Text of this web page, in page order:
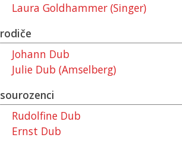
Laura Goldhammer (Singer)
rodiče
Johann Dub
Julie Dub (Amselberg)
sourozenci
Rudolfine Dub
Ernst Dub